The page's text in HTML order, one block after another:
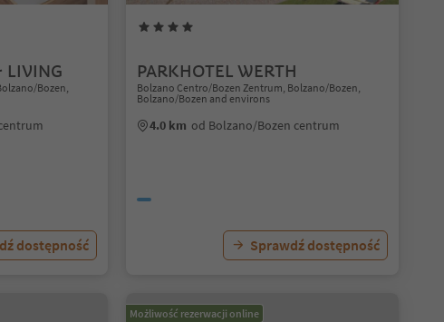
LIVING
Bozen,
dostępność
PARKHOTEL WERTH
Bolzano Centro/Bozen Zentrum, Bolzano/Bozen,
Bolzano/Bozen and environs
4.0 km od Bolzano/Bozen centrum
Sprawdź dostępność
Możliwość rezerwacji online